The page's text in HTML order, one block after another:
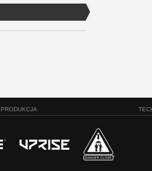
PRODUKCJA